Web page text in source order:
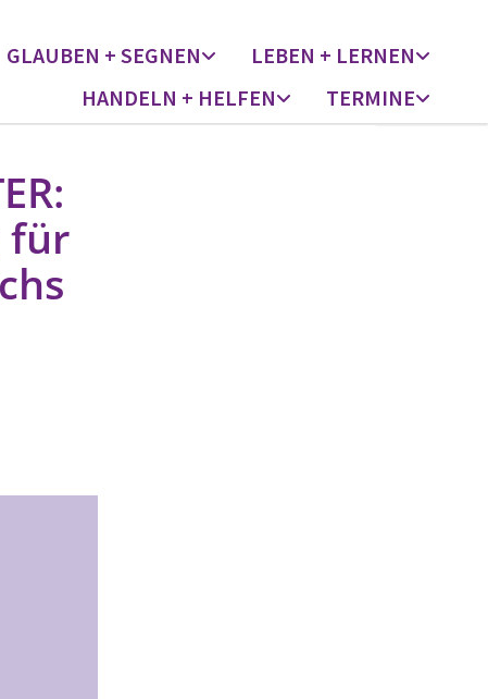
GLAUBEN + SEGNEN
LEBEN + LERNEN
HANDELN + HELFEN
TERMINE
für